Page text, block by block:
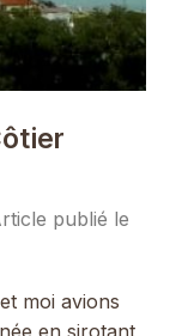
moi avions